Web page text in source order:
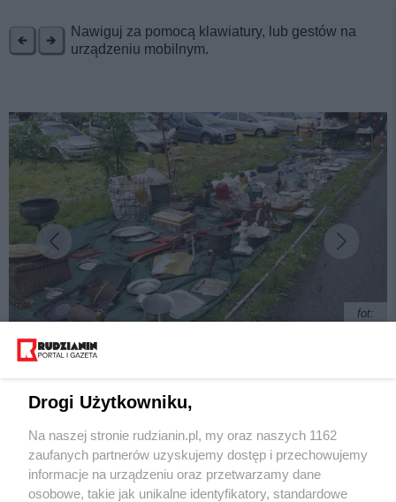
Nawiguj za pomocą klawiatury, lub gestów na
urządzeniu mobilnym.
fot:
Bytomski Jarmark Staroci
Wydawca mediów
Drogi Użytkowniku,
Na naszej stronie rudzianin.pl, my oraz naszych 1162
zaufanych partnerów uzyskujemy dostęp i przechowujemy
informacje na urządzeniu oraz przetwarzamy dane
osobowe, takie jak unikalne identyfikatory, standardowe